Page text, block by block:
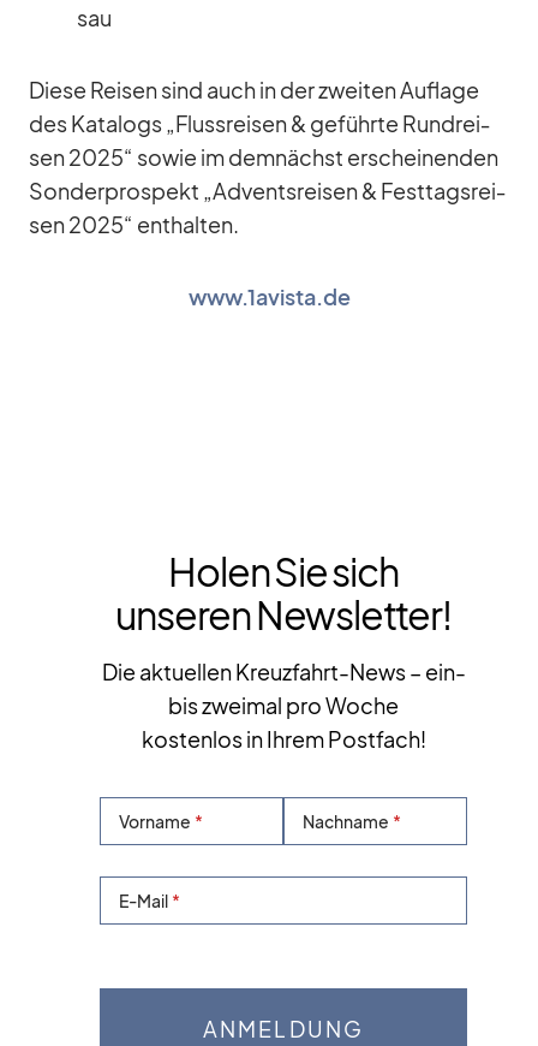
sau
Diese Rei­sen sind auch in der zwei­ten Auf­lage
des Ka­ta­logs „Fluss­rei­sen & ge­führte Rund­rei­
sen 2025“ so­wie im dem­nächst er­schei­nen­den
Son­der­pro­spekt „Ad­vents­rei­sen & Fest­tags­rei­
sen 2025“ ent­hal­ten.
www.1avista.de
Holen Sie sich
unseren Newsletter!
Die aktuellen Kreuzfahrt-News – ein-
bis zweimal pro Woche
kostenlos in Ihrem Postfach!
Vorname Nachname
E-Mail